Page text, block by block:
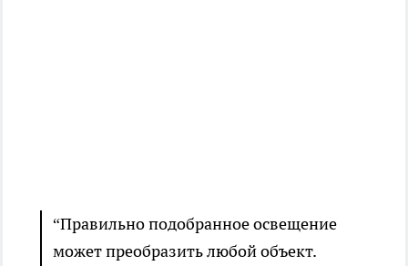
“Правильно подобранное освещение
может преобразить любой объект.